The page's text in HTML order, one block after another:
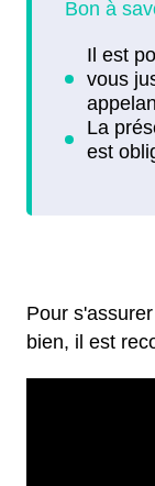
Pour
bien, il est